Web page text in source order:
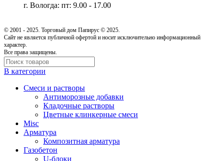
г. Вологда: пт: 9.00 - 17.00
© 2001 - 2025. Торговый дом Папирус © 2025.
Cайт не является публичной офертой и носит исключительно информационный
характер.
Все права защищены.
В категории
Cмеси и растворы
Антиморозные добавки
Кладочные растворы
Цветные клинкерные смеси
Misc
Арматура
Композитная арматура
Газобетон
U-блоки